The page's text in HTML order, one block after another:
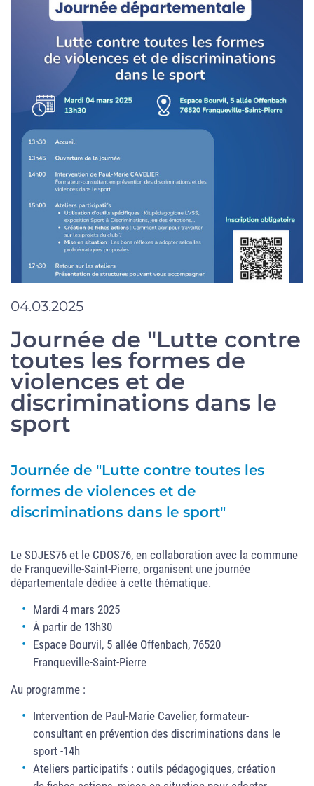
04.03.2025
Journée de "Lutte contre
toutes les formes de
violences et de
discriminations dans le
sport
Journée de "Lutte contre toutes les
formes de violences et de
discriminations dans le sport"
Le SDJES76 et le CDOS76, en collaboration avec la commune
de Franqueville-Saint-Pierre, organisent une journée
départementale dédiée à cette thématique.
Mardi 4 mars 2025
À partir de 13h30
Espace Bourvil, 5 allée Offenbach, 76520
Franqueville-Saint-Pierre
Au programme :
Intervention de Paul-Marie Cavelier, formateur-
consultant en prévention des discriminations dans le
sport -14h
Ateliers participatifs : outils pédagogiques, création